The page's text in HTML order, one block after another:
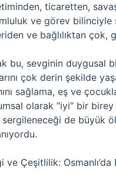
ticaretten,
ve görev bilinciyle
ve bağlılıktan çok,
bu, sevginin duygusal
çok derin şekilde
sağlama, eş ve
olarak “iyi” bir
sergileneceği de büyük
ve Çeşitlilik: